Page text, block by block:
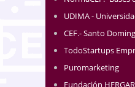
UDIMA -
CEF.- Santo
TodoStartups
Puromarketing
Fundación HERGAR